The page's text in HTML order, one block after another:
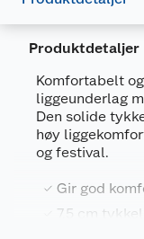
Produktdetaljer
Komfortabelt
liggeunderlag
Den solide
høy
og festival.
Gir god
7,5 cm
Generelt
Farge